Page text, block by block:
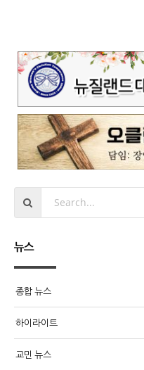
뉴스
종합 뉴스
하이라이트
교민 뉴스